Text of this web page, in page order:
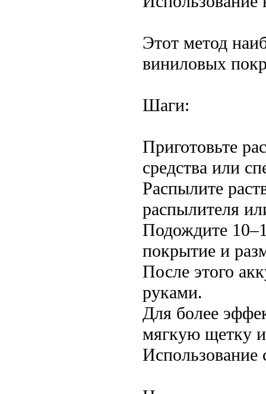
Этот метод
виниловых
Шаги:
Приготовьте
средства или
Распылите
распылителя
Подождите
покрытие и
После этого
руками.
Для более
мягкую щетку
Использование